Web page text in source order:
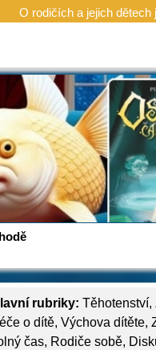
O rodičích a jejich dětech
rubriky: Těhotenství,
o dítě, Výchova dítěte,
čas, Rodiče sobě,